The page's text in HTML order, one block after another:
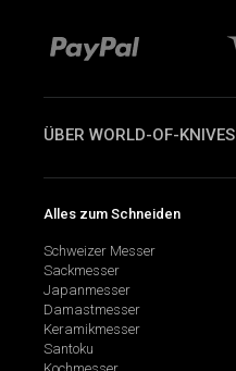
ÜBER WORLD-OF-KNIVES
Alles zum Schneiden
Schweizer Messer
Sackmesser
Japanmesser
Damastmesser
Keramikmesser
Santoku